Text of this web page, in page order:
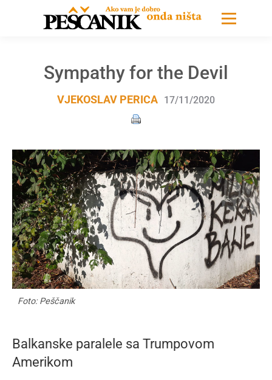
Sympathy for the Devil
VJEKOSLAV PERICA 17/11/2020
Foto: Peščanik
Balkanske paralele sa Trumpovom
Amerikom